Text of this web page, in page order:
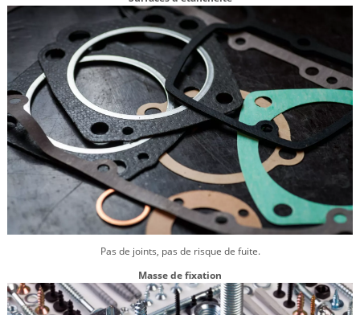
Pas de joints, pas de risque de fuite.
Masse de fixation